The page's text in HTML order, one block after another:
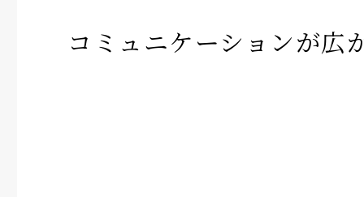
コミュニケーションが広